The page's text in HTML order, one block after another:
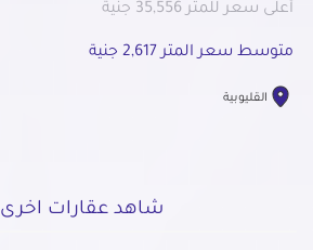
أعلى سعر للمتر 35,556 جنية
متوسط سعر المتر 2,617 جنية
القليوبية
شاهد عقارات اخرى